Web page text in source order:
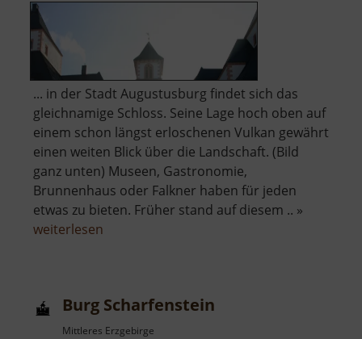
... in der Stadt Augustusburg findet sich das
gleichnamige Schloss. Seine Lage hoch oben auf
einem schon längst erloschenen Vulkan gewährt
einen weiten Blick über die Landschaft. (Bild
ganz unten) Museen, Gastronomie,
Brunnenhaus oder Falkner haben für jeden
etwas zu bieten. Früher stand auf diesem .. »
weiterlesen
Burg Scharfenstein
Mittleres Erzgebirge